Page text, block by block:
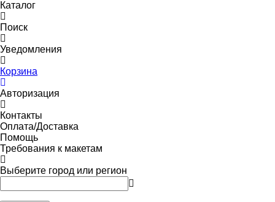
Каталог
Поиск
Уведомления
Корзина
Авторизация
Контакты
Оплата/Доставка
Помощь
Требования к макетам
Выберите город или регион